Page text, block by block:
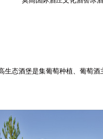
态酒堡是集葡萄种植、葡萄酒